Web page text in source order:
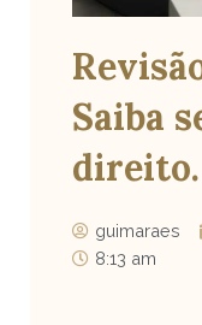
Saiba
direito.
guimaraes
8:13 am